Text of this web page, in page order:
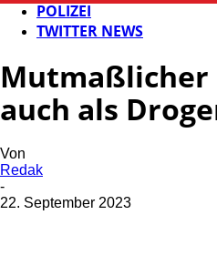
POLIZEI
TWITTER NEWS
Mutmaßlicher
auch als
Von
Redak
-
22. September 2023